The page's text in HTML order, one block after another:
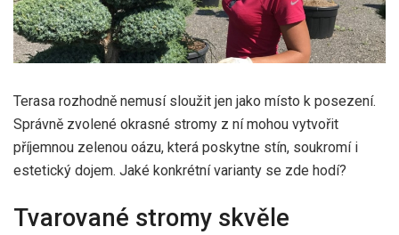
Terasa rozhodně nemusí sloužit jen jako místo k posezení.
Správně zvolené okrasné stromy z ní mohou vytvořit
příjemnou zelenou oázu, která poskytne stín, soukromí i
estetický dojem. Jaké konkrétní varianty se zde hodí?
Tvarované stromy skvěle